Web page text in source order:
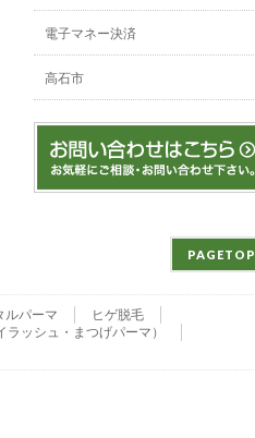
電子マネー決済
高石市
PAGETOP
ルパーマ
ヒゲ脱毛
ッシュ・まつげパーマ）